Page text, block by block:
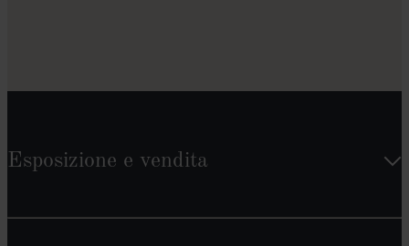
Esposizione e vendita